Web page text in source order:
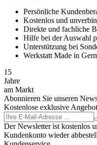
Persönliche
Kostenlos und
Direkte und fachliche
Hilfe bei der Auswahl
Unterstützung bei
Werkstatt Made in
15
Jahre
am Markt
Abonnieren Sie unseren
Kostenlose exklusive
Der Newsletter ist kostenlos
Kundenkonto wieder